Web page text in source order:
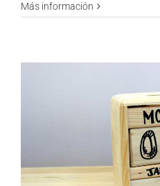
Más información